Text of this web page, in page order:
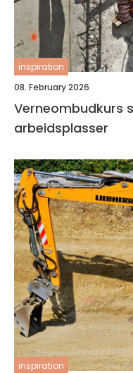
inspiration
08. February 2026
Verneombudkurs
arbeidsplasser
inspiration